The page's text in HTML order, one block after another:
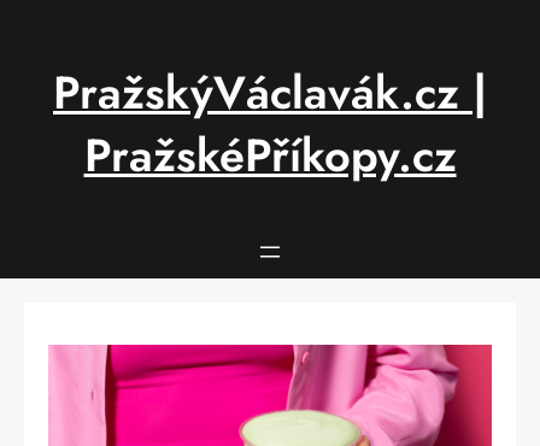
PražskýVáclavák.cz |
PražskéPříkopy.cz